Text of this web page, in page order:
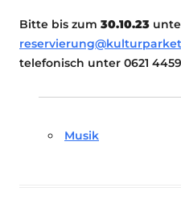
Bitte bis zum 30.10.23
rese
telefonisch unter 0621
Musik